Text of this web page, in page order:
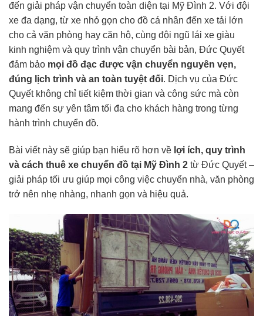
đến giải pháp vận chuyển toàn diện tại Mỹ Đình 2. Với đội
xe đa dạng, từ xe nhỏ gọn cho đồ cá nhân đến xe tải lớn
cho cả văn phòng hay căn hộ, cùng đội ngũ lái xe giàu
kinh nghiệm và quy trình vận chuyển bài bản, Đức Quyết
đảm bảo mọi đồ đạc được vận chuyển nguyên vẹn,
đúng lịch trình và an toàn tuyệt đối. Dịch vụ của Đức
Quyết không chỉ tiết kiệm thời gian và công sức mà còn
mang đến sự yên tâm tối đa cho khách hàng trong từng
hành trình chuyển đồ.
Bài viết này sẽ giúp bạn hiểu rõ hơn về lợi ích, quy trình
và cách thuê xe chuyển đồ tại Mỹ Đình 2 từ Đức Quyết –
giải pháp tối ưu giúp mọi công việc chuyển nhà, văn phòng
trở nên nhẹ nhàng, nhanh gọn và hiệu quả.